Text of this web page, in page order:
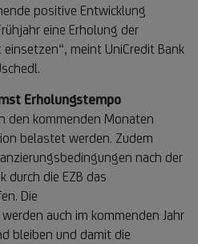
positive Entwicklung
eine Erholung der
meint UniCredit Bank
Erholungstempo
den kommenden Monaten
belastet werden. Zudem
nach der
durch die EZB das
Die
auch im kommenden Jahr
bleiben und damit die